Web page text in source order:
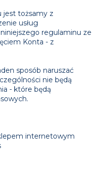
jest tożsamy z
usług
regulaminu ze
Konta - z
sposób naruszać
nie będą
- które będą
internetowym